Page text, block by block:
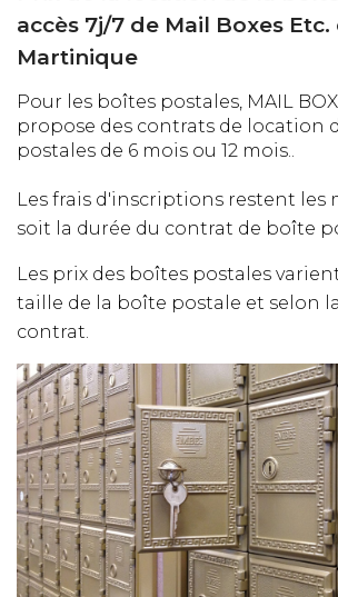
accès 7j/7 de Mail Boxes Etc.
Martinique
Pour les boîtes postales, MAIL
propose des contrats de location
postales de 6 mois ou 12 mois..
Les frais d'inscriptions restent les
soit la durée du contrat de boîte
Les prix des boîtes postales
taille de la boîte postale et selon
contrat.